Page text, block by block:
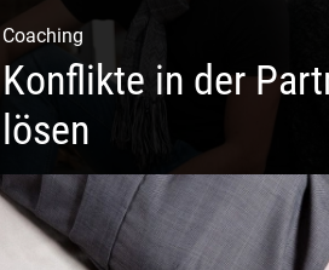
Coaching
Konflikte in der
lösen
Paar Coaching – Der Weg in die
Harmonie